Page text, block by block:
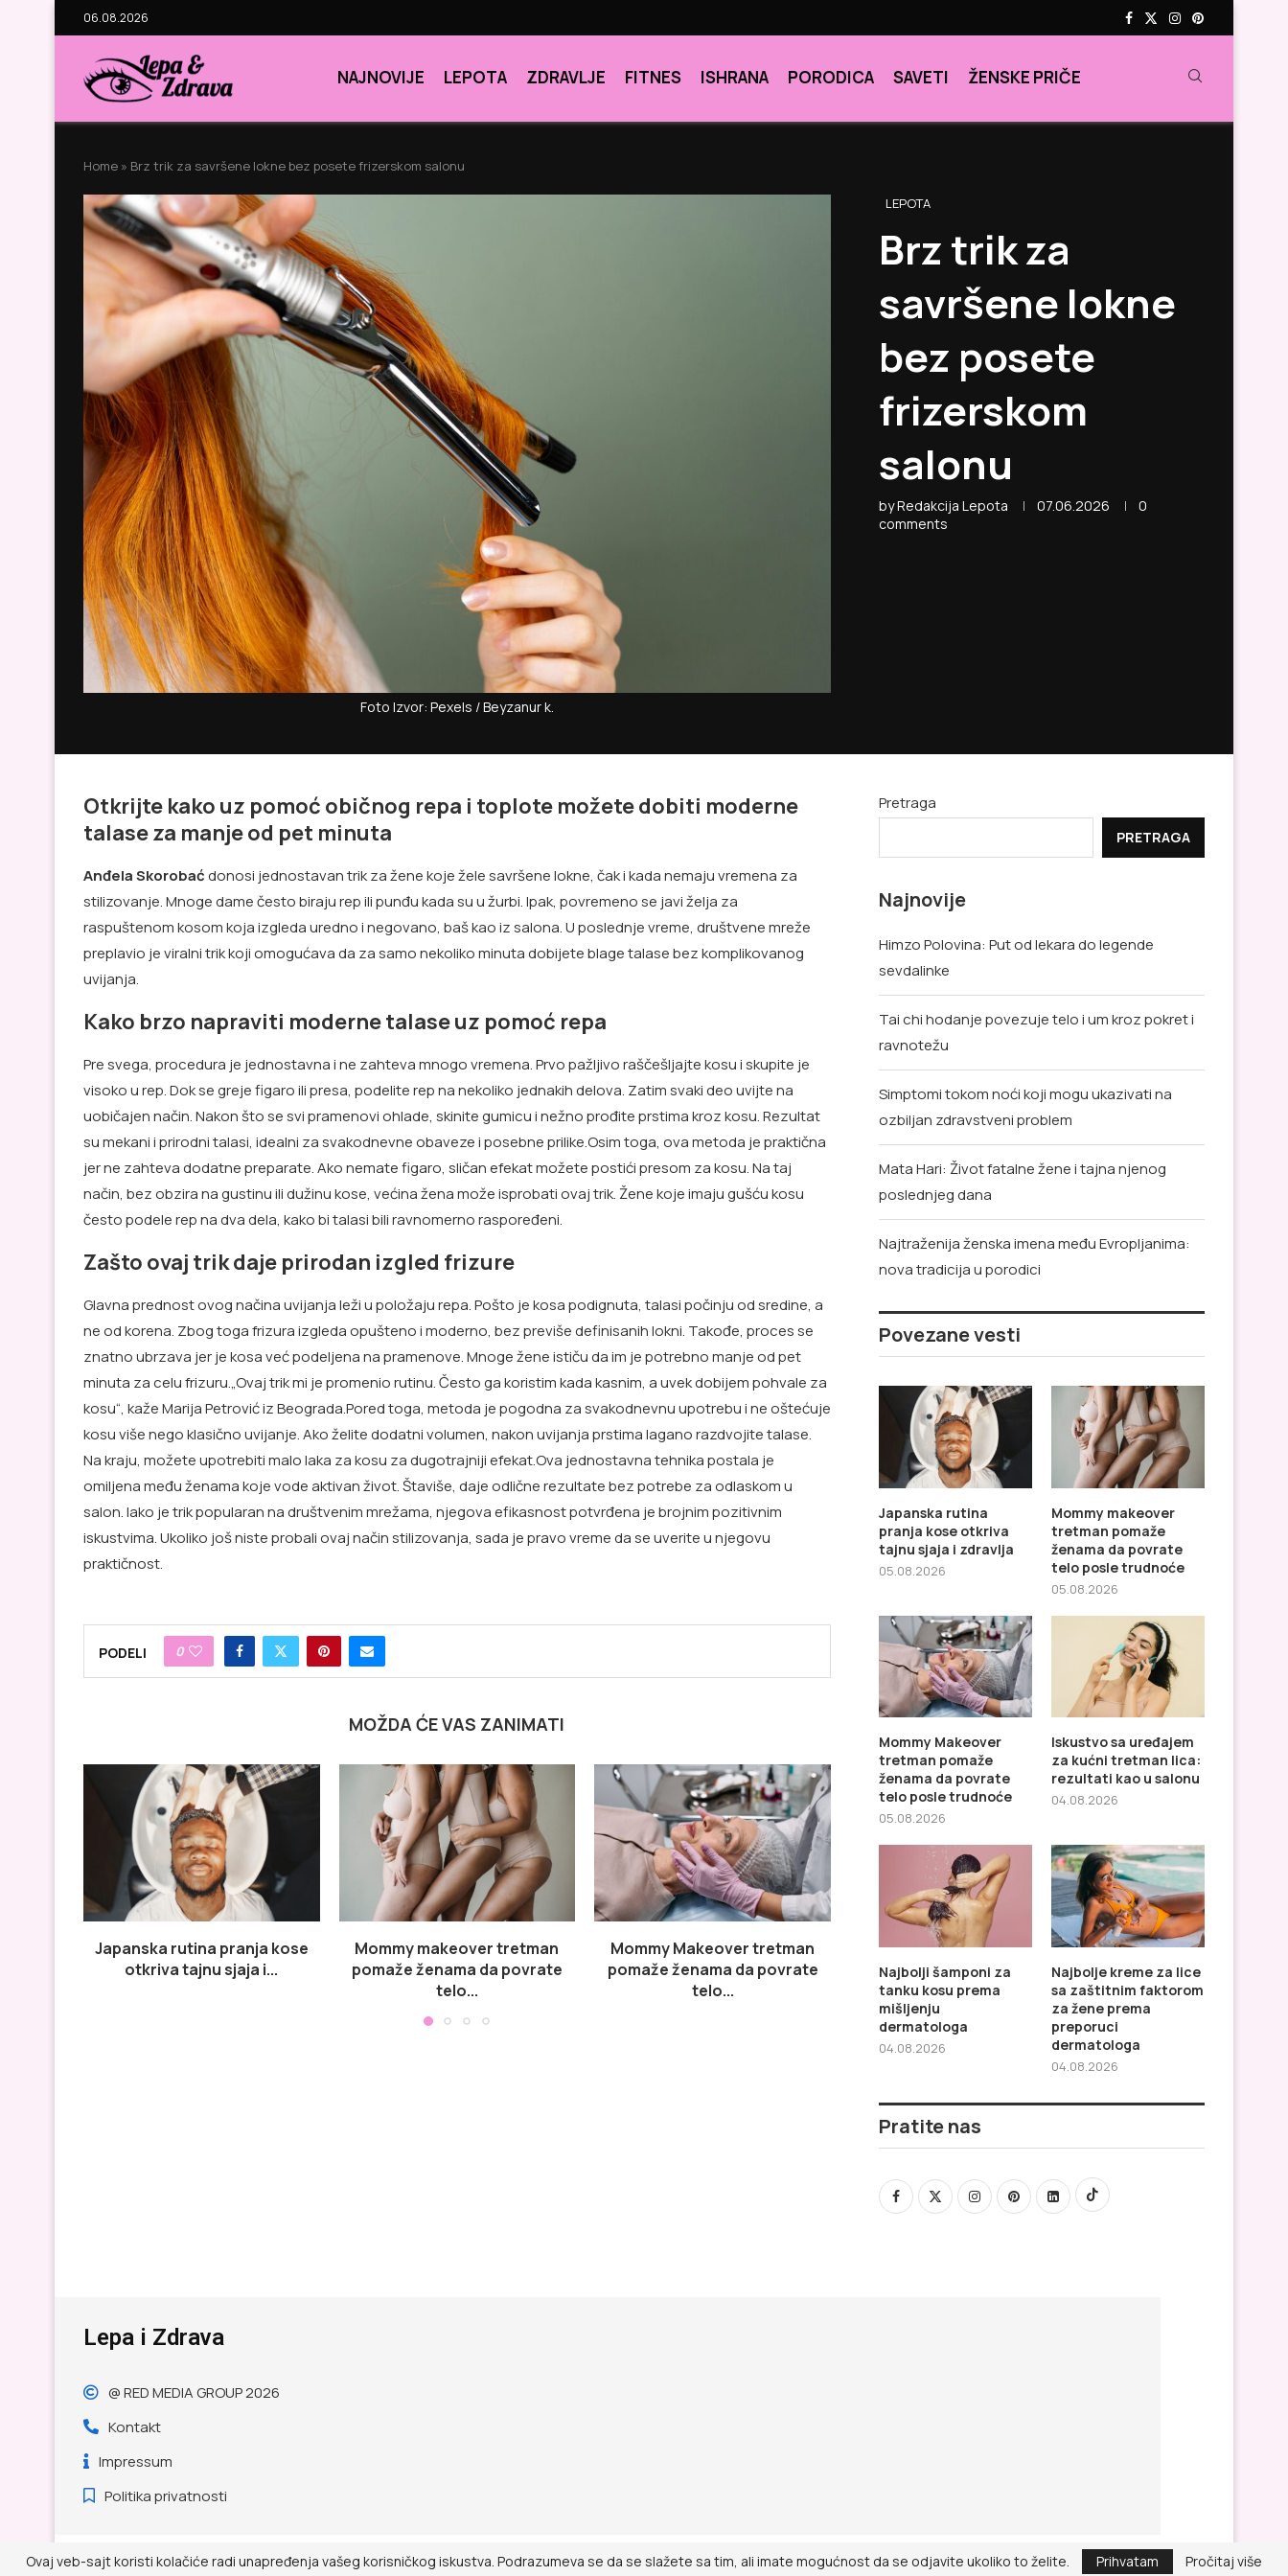
06.08.2026
NAJNOVIJE LEPOTA ZDRAVLJE FITNES ISHRANA PORODICA SAVETI ŽENSKE PRIČE
Home » Brz trik za savršene lokne bez posete frizerskom salonu
LEPOTA
Brz trik za
savršene lokne
bez posete
frizerskom
salonu
byRedakcija Lepota 07.06.2026
0
comments
Foto Izvor: Pexels / Beyzanur k.
Otkrijte kako uz pomoć običnog repa i toplote možete dobiti moderne
talase za manje od pet minuta
Anđela Skorobaćdonosi jednostavan trik za žene koje žele savršene lokne, čak i kada nemaju vremena za
stilizovanje. Mnoge dame često biraju rep ili punđu kada su u žurbi. Ipak, povremeno se javi želja za
raspuštenom kosom koja izgleda uredno i negovano, baš kao iz salona. U poslednje vreme, društvene mreže
preplavio je viralni trik koji omogućava da za samo nekoliko minuta dobijete blage talase bez komplikovanog
uvijanja.
Kako brzo napraviti moderne talase uz pomoć repa
Pre svega, procedura je jednostavna i ne zahteva mnogo vremena. Prvo pažljivo raščešljajte kosu i skupite je
visoko u rep. Dok se greje figaro ili presa, podelite rep na nekoliko jednakih delova. Zatim svaki deo uvijte na
uobičajen način. Nakon što se svi pramenovi ohlade, skinite gumicu i nežno prođite prstima kroz kosu. Rezultat
su mekani i prirodni talasi, idealni za svakodnevne obaveze i posebne prilike.Osim toga, ova metoda je praktična
jer ne zahteva dodatne preparate. Ako nemate figaro, sličan efekat možete postići presom za kosu. Na taj
način, bez obzira na gustinu ili dužinu kose, većina žena može isprobati ovaj trik. Žene koje imaju gušću kosu
često podele rep na dva dela, kako bi talasi bili ravnomerno raspoređeni.
Zašto ovaj trik daje prirodan izgled frizure
Glavna prednost ovog načina uvijanja leži u položaju repa. Pošto je kosa podignuta, talasi počinju od sredine, a
ne od korena. Zbog toga frizura izgleda opušteno i moderno, bez previše definisanih lokni. Takođe, proces se
znatno ubrzava jer je kosa već podeljena na pramenove. Mnoge žene ističu da im je potrebno manje od pet
minuta za celu frizuru.„Ovaj trik mi je promenio rutinu. Često ga koristim kada kasnim, a uvek dobijem pohvale za
kosu“, kaže Marija Petrović iz Beograda.Pored toga, metoda je pogodna za svakodnevnu upotrebu i ne oštećuje
kosu više nego klasično uvijanje. Ako želite dodatni volumen, nakon uvijanja prstima lagano razdvojite talase.
Na kraju, možete upotrebiti malo laka za kosu za dugotrajniji efekat.Ova jednostavna tehnika postala je
omiljena među ženama koje vode aktivan život. Štaviše, daje odlične rezultate bez potrebe za odlaskom u
salon. Iako je trik popularan na društvenim mrežama, njegova efikasnost potvrđena je brojnim pozitivnim
iskustvima. Ukoliko još niste probali ovaj način stilizovanja, sada je pravo vreme da se uverite u njegovu
praktičnost.
PODELI 0
MOŽDA ĆE VAS ZANIMATI
Japanska rutina pranja kose
otkriva tajnu sjaja i...
Mommy makeover tretman
pomaže ženama da povrate
telo...
Mommy Makeover tretman
pomaže ženama da povrate
telo...
Iskustvo sa uređajem za kućni
tretman lica: rezultati...
Najbolji šamponi za
prema mišljenju
Pretraga
PRETRAGA
Najnovije
Himzo Polovina: Put od lekara do legende
sevdalinke
Tai chi hodanje povezuje telo i um kroz pokret i
ravnotežu
Simptomi tokom noći koji mogu ukazivati na
ozbiljan zdravstveni problem
Mata Hari: Život fatalne žene i tajna njenog
poslednjeg dana
Najtraženija ženska imena među Evropljanima:
nova tradicija u porodici
Povezane vesti
Japanska rutina
pranja kose otkriva
tajnu sjaja i zdravlja
05.08.2026
Mommy makeover
tretman pomaže
ženama da povrate
telo posle trudnoće
05.08.2026
Mommy Makeover
tretman pomaže
ženama da povrate
telo posle trudnoće
05.08.2026
Iskustvo sa uređajem
za kućni tretman lica:
rezultati kao u salonu
04.08.2026
Najbolji šamponi za
tanku kosu prema
mišljenju
dermatologa
04.08.2026
Najbolje kreme za lice
sa zaštitnim faktorom
za žene prema
preporuci
dermatologa
04.08.2026
Pratite nas
Lepa i Zdrava
@ RED MEDIA GROUP 2026
Kontakt
Impressum
Politika privatnosti
Ovaj veb-sajt koristi kolačiće radi unapređenja vašeg korisničkog iskustva. Podrazumeva se da se slažete sa tim, ali imate mogućnost da se odjavite ukoliko to želite. Prihvatam Pročitaj više